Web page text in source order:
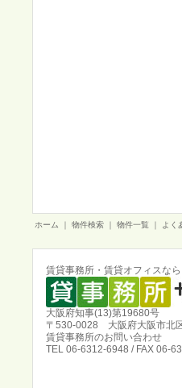
ホーム 物件検索 物件一覧 よく
賃貸事務所・賃貸オフィスなら
大阪府知事(13)第19680号
〒530-0028 大阪府大阪市北
賃貸事務所のお問い合わせ
TEL 06-6312-6948 / FAX 06-